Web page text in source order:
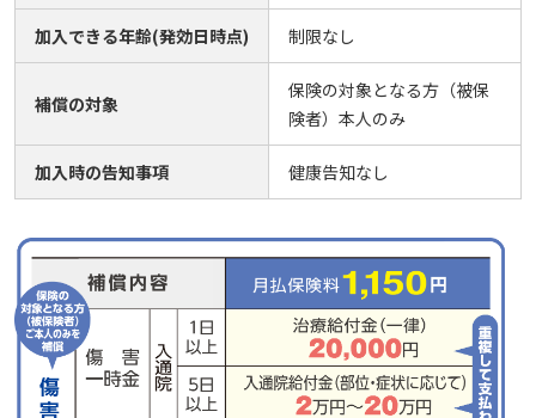
加入できる年齢(発効日時点) 制限なし
補償の対象
保険の対象となる方（被保
険者）本人のみ
加入時の告知事項 健康告知なし